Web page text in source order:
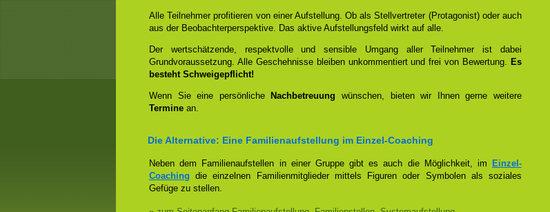
Alle Teilnehmer profitieren von einer Aufstellung. Ob als Stellvertreter (Protagonist) oder auch
aus der Beobachterperspektive. Das aktive Aufstellungsfeld wirkt auf alle.
Der wertschätzende, respektvolle und sensible Umgang aller Teilnehmer ist dabei
Grundvoraussetzung. Alle Geschehnisse bleiben unkommentiert und frei von Bewertung. Es
besteht Schweigepflicht!
Wenn Sie eine persönliche Nachbetreuung wünschen, bieten wir Ihnen gerne weitere
Termine an.
Die Alternative: Eine Familienaufstellung im Einzel-Coaching
Neben dem Familienaufstellen in einer Gruppe gibt es auch die Möglichkeit, im
Einzel-
Coaching die einzelnen Familienmitglieder mittels Figuren oder Symbolen als soziales
Gefüge zu stellen.